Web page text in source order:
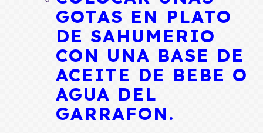
GOTAS EN PLATO
DE SAHUMERIO
CON UNA BASE DE
ACEITE DE BEBE O
AGUA DEL
GARRAFON.